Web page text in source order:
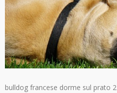
bulldog francese dorme sul prato 2